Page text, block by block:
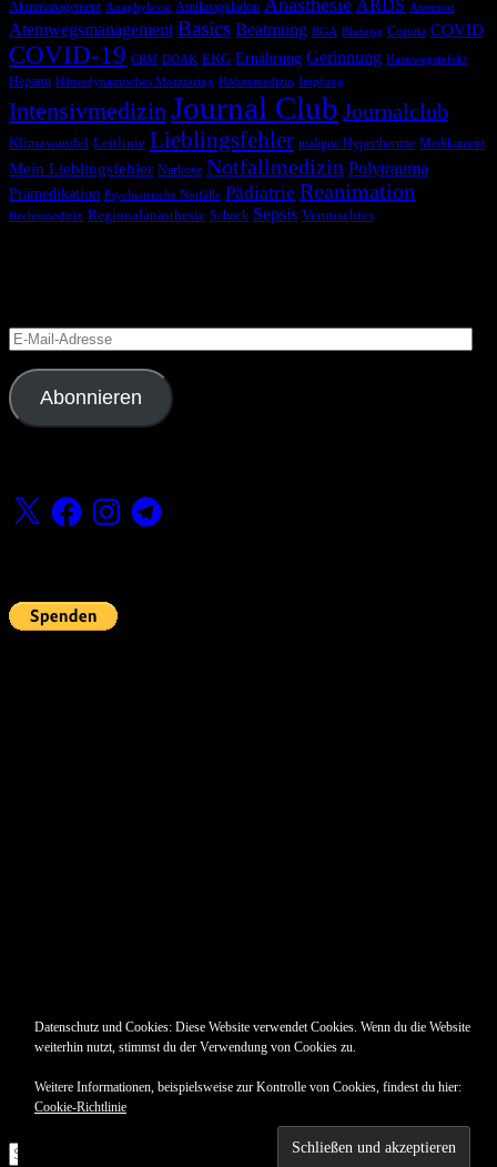
Akutmanagement Anaphylaxie Antikoagulation ARDS Atemnot
Atemwegsmanagement Basics Beatmung BGA Blutung Corona COVID
COVID-19 CRM DOAK EKG Ernährung Gerinnung Harnwegsinfekt
Heparin Hämodynamisches Monitoring Höhenmedizin Impfung
Intensivmedizin Journal Club Journalclub
Klimawandel Leitlinie Lieblingsfehler maligne Hyperthermie Medikament
Mein Lieblingsfehler Narkose Notfallmedizin Polytrauma
Prämedikation Psychiatrische Notfälle Pädiatrie Reanimation
Rechtsmedizin Regionalanästhesie Schock Sepsis Vermischtes
E-
Mail-
Adresse
Abonnieren
X FacebookInstagramTelegram
Suche
Datenschutz und Cookies: Diese Website verwendet Cookies. Wenn du die Website
weiterhin nutzt, stimmst du der Verwendung von Cookies zu.
Weitere Informationen, beispielsweise zur Kontrolle von Cookies, findest du hier:
Cookie-Richtlinie